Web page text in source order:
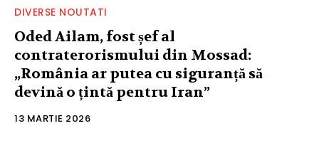
DIVERSE NOUTATI
Oded Ailam, fost șef al
contraterorismului din Mossad:
„România ar putea cu siguranță să
devină o țintă pentru Iran”
13 MARTIE 2026